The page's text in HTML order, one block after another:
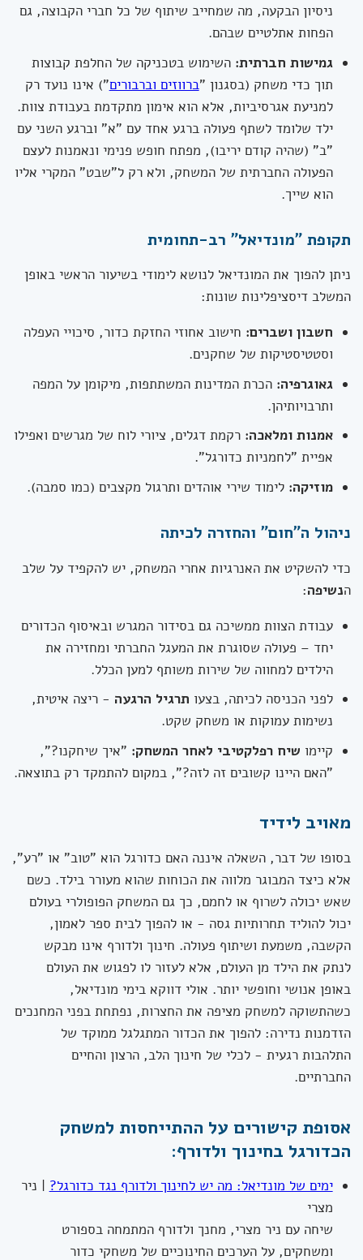
ניסיון הבקעה, מה שמחייב שיתוף של כל חברי הקבוצה, גם
הפחות אתלטיים שבהם.
גמישות חברתית:השימוש בטכניקה של החלפת קבוצות
תוך כדי משחק (בסגנון "ברווזים וברבורים") אינו נועד רק
למניעת אגרסיביות, אלא הוא אימון מתקדמת בעבודת צוות.
ילד שלומד לשתף פעולה ברגע אחד עם "א" וברגע השני עם
"ב" (שהיה קודם יריבו), מפתח חופש פנימי ונאמנות לעצם
הפעולה החברתית של המשחק, ולא רק ל"שבט" המקרי אליו
הוא שייך.
תקופת "מונדיאל" רב-תחומית
ניתן להפוך את המונדיאל לנושא לימודי בשיעור הראשי באופן
המשלב דיסציפלינות שונות:
חשבון ושברים: חישוב אחוזי החזקת כדור, סיכויי העפלה
וסטטיסטיקות של שחקנים.
גאוגרפיה: הכרת המדינות המשתתפות, מיקומן על המפה
ותרבויותיהן.
אמנות ומלאכה: רקמת דגלים, ציורי לוח של מגרשים ואפילו
אפיית "לחמניות כדורגל".
מוזיקה: לימוד שירי אוהדים ותרגול מקצבים (כמו סמבה).
ניהול ה"חום" והחזרה לכיתה
כדי להשקיט את האנרגיות אחרי המשחק, יש להקפיד על שלב
הנשיפה:
עבודת הצוות ממשיכה גם בסידור המגרש ובאיסוף הכדורים
יחד – פעולה שסוגרת את המעגל החברתי ומחזירה את
הילדים למחווה של שירות משותף למען הכלל.
לפני הכניסה לכיתה, בצעו תרגיל הרגעה - ריצה איטית,
נשימות עמוקות או משחק שקט.
קיימו שיח רפלקטיבי לאחר המשחק: "איך שיחקנו?",
"האם היינו קשובים זה לזה?", במקום להתמקד רק בתוצאה.
מאויב לידיד
בסופו של דבר, השאלה איננה האם כדורגל הוא "טוב" או "רע",
אלא כיצד המבוגר מלווה את הכוחות שהוא מעורר בילד. כשם
שאש יכולה לשרוף או לחמם, כך גם המשחק הפופולרי בעולם
יכול להוליד תחרותיות גסה - או להפוך לבית ספר לאמון,
הקשבה, משמעת ושיתוף פעולה. חינוך ולדורף אינו מבקש
לנתק את הילד מן העולם, אלא לעזור לו לפגוש את העולם
באופן אנושי וחופשי יותר. אולי דווקא בימי מונדיאל,
כשהתשוקה למשחק מציפה את החצרות, נפתחת בפני המחנכים
הזדמנות נדירה: להפוך את הכדור המתגלגל ממוקד של
התלהבות רגעית - לכלי של חינוך הלב, הרצון והחיים
החברתיים.
אסופת קישורים על ההתייחסות למשחק
הכדורגל בחינוך ולדורף:
ימים של מונדיאל: מה יש לחינוך ולדורף נגד כדורגל? | ניר
מצרי
שיחה עם ניר מצרי, מחנך ולדורף המתמחה בספורט
ומשחקים, על הערכים החינוכיים של משחקי כדור